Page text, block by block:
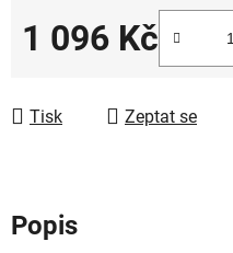
1 096 Kč
Tisk Zeptat se
Popis